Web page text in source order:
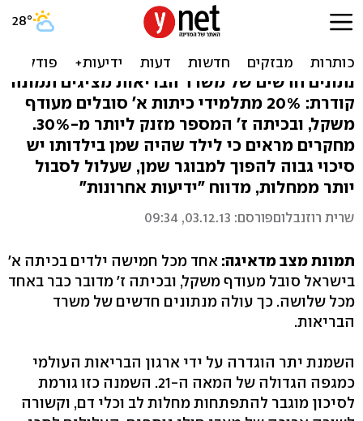
נתונים חדשים: 1 מכל 3 ילדים
בישראל - שמן
נתונים חדשים של משרד הבריאות מציגים תמונה
קודרת: ‭20%‬ מתלמידי כיתות א' סובלים מעודף
משקל, ובכיתה ז' המספר מזנק ליותר‭30%-מ ‬.
מחקרים מראים כי לילד שהיה שמן בילדותו יש
סיכוי גבוה להפוך למבוגר שמן, שעלול לסבול
יותר ממחלות, מדווח "ידיעות אחרונות"
שרית רוזנבלוםפורסם: 03.12.13, 09:34
תמונת מצב מדאיגה: אחד מכל חמישה ילדים בכיתה א'
בישראל סובל מעודף משקל, ובכיתה ז' מדובר כבר באחד
מכל שלושה. כך עולה מנתונים חדשים של משרד
הבריאות.
השמנת יתר הוגדרה על ידי ארגון הבריאות העולמי
כמגפה הגדולה של המאה ‭.21-ה‬ השמנה כזו גורמת
לסיכון מוגבר להתפתחות מחלות לב וכלי דם, וקשורה